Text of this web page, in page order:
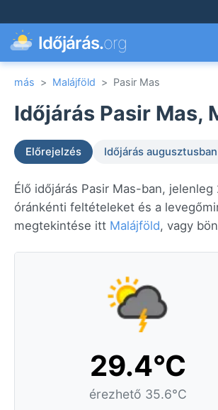
Időjárás.org
más > Malájföld > Pasir Mas
Időjárás Pasir
Előrejelzés Időjárás augusztusban
Élő időjárás Pasir Mas-ban,
óránkénti feltételeket és a
megtekintése itt Malájföld, vagy
29.4°C
érezhető 35.6°C